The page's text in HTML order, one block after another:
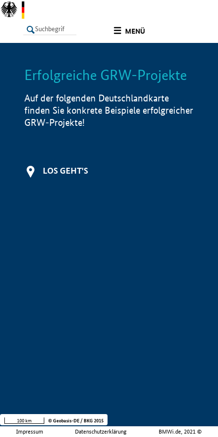
MENÜ
LISTE Info
Erfolgreiche GRW-Projekte
Auf der folgenden Deutschlandkarte
finden Sie konkrete Beispiele erfolgreicher
GRW-Projekte!
LOS GEHT'S
Impressum Datenschutzerklärung BMWi.de, 2021 ©
100 km © Geobasis-DE / BKG 2015